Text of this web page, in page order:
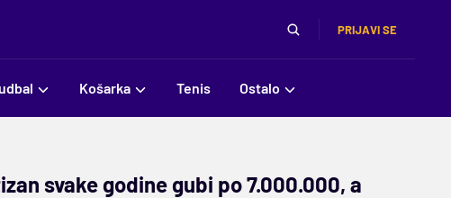
PRIJAVI SE
Košarka Tenis Ostalo
svake godine gubi po 7.000.000, a